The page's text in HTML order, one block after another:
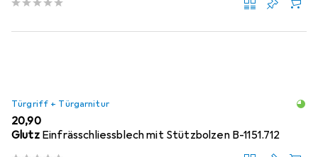
Türgriff + Türgarnitur
EUR
20,90
Glutz Einfrässchliessblech mit Stützbolzen B-1151.712